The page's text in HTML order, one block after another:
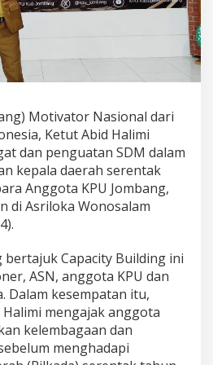
M
o
t
a
r
N
a
s
i
o
n
a
D
a
l
a
m
C
a
Motivator Nasional dari
Ketut Abid Halimi
dan penguatan SDM dalam
kepala daerah serentak
Anggota KPU Jombang,
di Asriloka Wonosalam
bertajuk Capacity Building ini
ASN, anggota KPU dan
Dalam kesempatan itu,
mengajak anggota
kelembagaan dan
menghadapi